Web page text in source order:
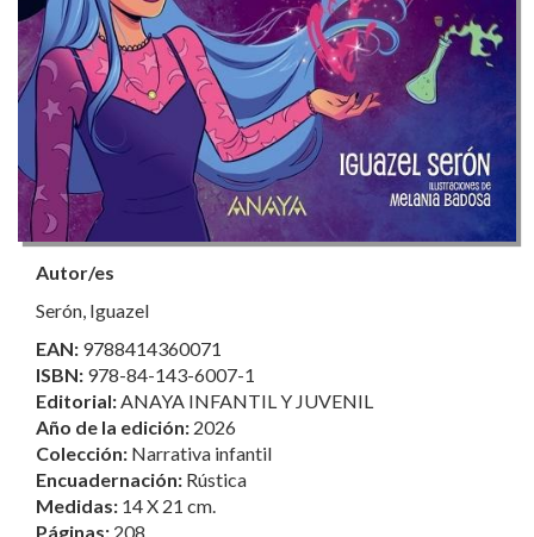
Autor/es
Serón, Iguazel
EAN: 9788414360071
ISBN: 978-84-143-6007-1
Editorial: ANAYA INFANTIL Y JUVENIL
Año de la edición: 2026
Colección: Narrativa infantil
Encuadernación: Rústica
Medidas: 14 X 21 cm.
Páginas: 208